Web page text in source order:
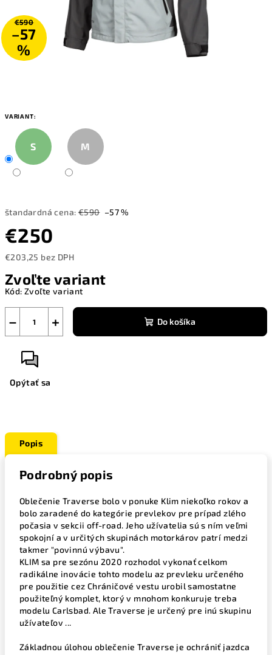
VARIANT:
S M
štandardná cena: €590 –57 %
€250
€203,25 bez DPH
cena:
Zvoľte variant
Kód: Zvoľte variant
+
− Do košíka
Opýtať sa
€590
–57
%
Popis
Podrobný popis
Oblečenie Traverse bolo v ponuke Klim niekoľko rokov a
bolo zaradené do kategórie prevlekov pre prípad zlého
počasia v sekcii off-road. Jeho užívatelia sú s ním veľmi
spokojní a v určitých skupinách motorkárov patrí medzi
takmer "povinnú výbavu".
KLIM sa pre sezónu 2020 rozhodol vykonať celkom
radikálne inovácie tohto modelu az prevleku určeného
pre použitie cez Chráničové vestu urobil samostatne
použiteľný komplet, ktorý v mnohom konkuruje treba
modelu Carlsbad. Ale Traverse je určený pre inú skupinu
užívateľov ...
Základnou úlohou oblečenie Traverse je ochrániť jazdca